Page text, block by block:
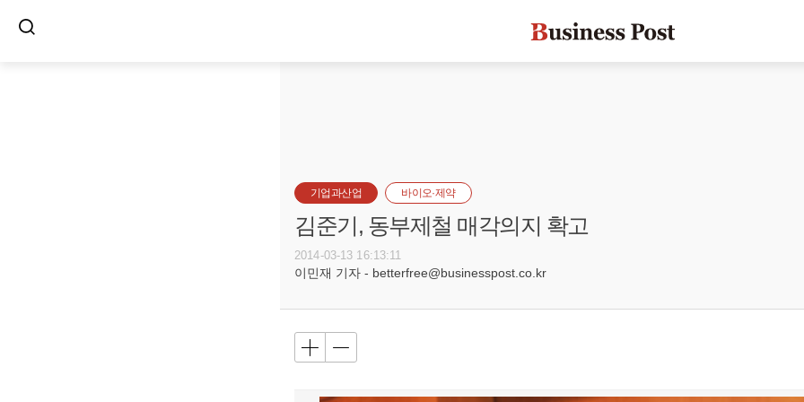
기업과산업 바이오·제약
김준기, 동부제철 매각의지 확고
2014-03-13 16:13:11
이민재 기자 - betterfree@businesspost.co.kr